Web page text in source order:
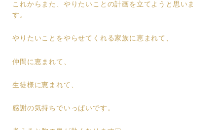
これからまた、やりたいことの計画を立てようと思いま
す。
やりたいことをやらせてくれる家族に恵まれて、
仲間に恵まれて、
生徒様に恵まれて、
感謝の気持ちでいっぱいです。